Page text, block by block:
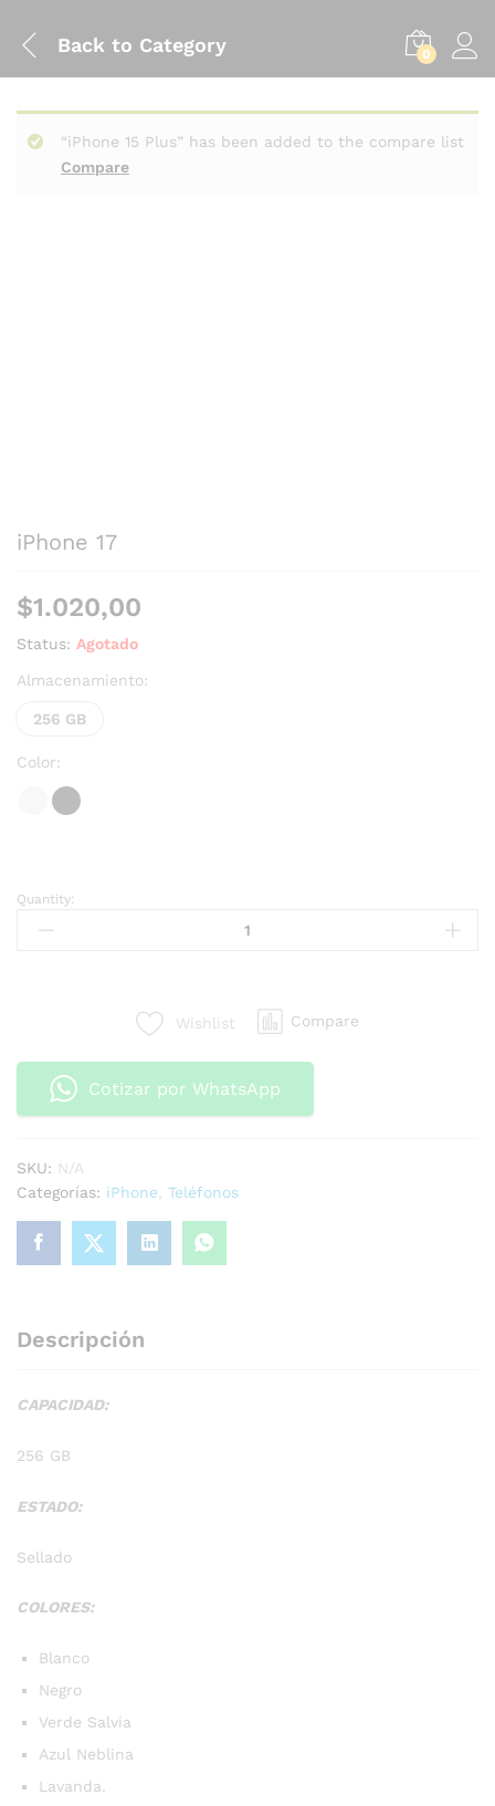
Back to Category 0
Compare
“iPhone 15 Plus” has been added to the compare list
iPhone 17
$1.020,00
Status: Agotado
Almacenamiento:
256 GB
Color:
Quantity:
Wishlist Compare
Cotizar por WhatsApp
SKU: N/A
Categorías: iPhone Teléfonos
Descripción
CAPACIDAD:
256 GB
ESTADO:
Sellado
COLORES:
Blanco
Negro
Verde Salvia
Azul Neblina
Lavanda.